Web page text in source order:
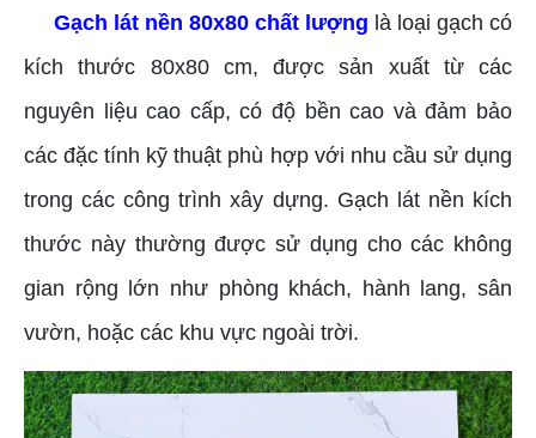
Gạch lát nền 80x80 chất lượng là loại gạch có
kích thước 80x80 cm, được sản xuất từ các
nguyên liệu cao cấp, có độ bền cao và đảm bảo
các đặc tính kỹ thuật phù hợp với nhu cầu sử dụng
trong các công trình xây dựng. Gạch lát nền kích
thước này thường được sử dụng cho các không
gian rộng lớn như phòng khách, hành lang, sân
vườn, hoặc các khu vực ngoài trời.